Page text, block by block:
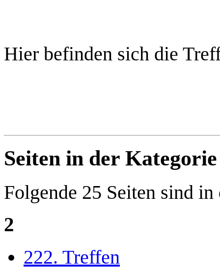
Hier befinden sich die
Seiten in der
Folgende 25 Seiten sind
2
222. Treffen